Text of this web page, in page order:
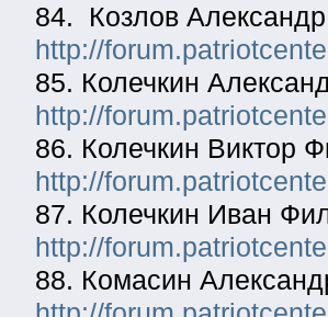
84. Козлов
http://
85. Колечкин
http://
86. Колечкин Виктор
http://
87. Колечкин Иван
http://
88. Комасин